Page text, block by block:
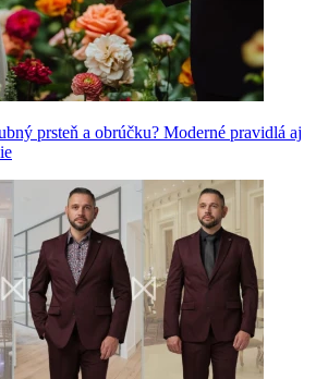
prsteň a obrúčku? Moderné pravidlá aj